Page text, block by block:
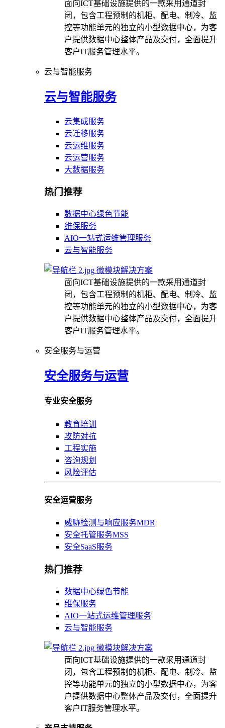
面向ICT基础设施提供的一款采用通道封
闭，包含工程预制的机柜、配电、制冷、监
控等功能单元的独立的小型数据中心，为客
户提供数据中心整体产品及交付，全面提升
客户IT服务管理水平。
云与智能服务
云与智能服务
云集成服务
云迁移服务
云运维服务
云运营服务
大数据服务
热门推荐
数据中心绿色节能
维保服务
AIO一站式运维管理服务
云与智能服务
微模块解决方案
面向ICT基础设施提供的一款采用通道封
闭，包含工程预制的机柜、配电、制冷、监
控等功能单元的独立的小型数据中心，为客
户提供数据中心整体产品及交付，全面提升
客户IT服务管理水平。
安全服务与运营
安全服务与运营
专业安全服务
教育培训
攻防对抗
工程实施
咨询规划
风险评估
安全运营服务
威胁检测与响应服务MDR
安全托管服务MSS
安全SaaS服务
热门推荐
数据中心绿色节能
维保服务
AIO一站式运维管理服务
云与智能服务
微模块解决方案
面向ICT基础设施提供的一款采用通道封
闭，包含工程预制的机柜、配电、制冷、监
控等功能单元的独立的小型数据中心，为客
户提供数据中心整体产品及交付，全面提升
客户IT服务管理水平。